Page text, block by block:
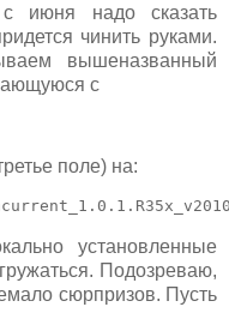
с июня надо сказать
чинить руками.
вышеназванный
с
поле) на:
установленные
Подозреваю,
сюрпризов. Пусть